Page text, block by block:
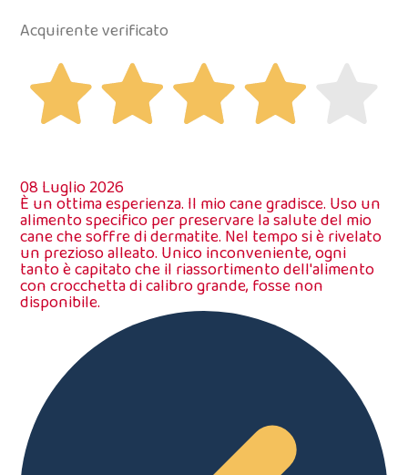
Acquirente verificato
08 Luglio 2026
È un ottima esperienza. Il mio cane gradisce. Uso un
alimento specifico per preservare la salute del mio
cane che soffre di dermatite. Nel tempo si è rivelato
un prezioso alleato. Unico inconveniente, ogni
tanto è capitato che il riassortimento dell'alimento
con crocchetta di calibro grande, fosse non
disponibile.